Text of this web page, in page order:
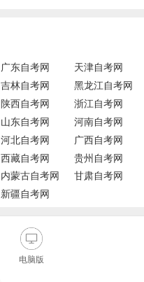
广东自考网
天津自考网
吉林自考网
黑龙江自考网
陕西自考网
浙江自考网
山东自考网
河南自考网
河北自考网
广西自考网
西藏自考网
贵州自考网
内蒙古自考网
甘肃自考网
新疆自考网
电脑版